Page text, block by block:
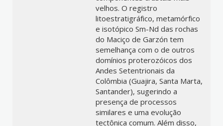
velhos. O registro
litoestratigráfico, metamórfico
e isotópico Sm-Nd das rochas
do Maciço de Garzón tem
semelhança com o de outros
domínios proterozóicos dos
Andes Setentrionais da
Colômbia (Guajira, Santa Marta,
Santander), sugerindo a
presença de processos
similares e uma evolução
tectônica comum. Além disso,